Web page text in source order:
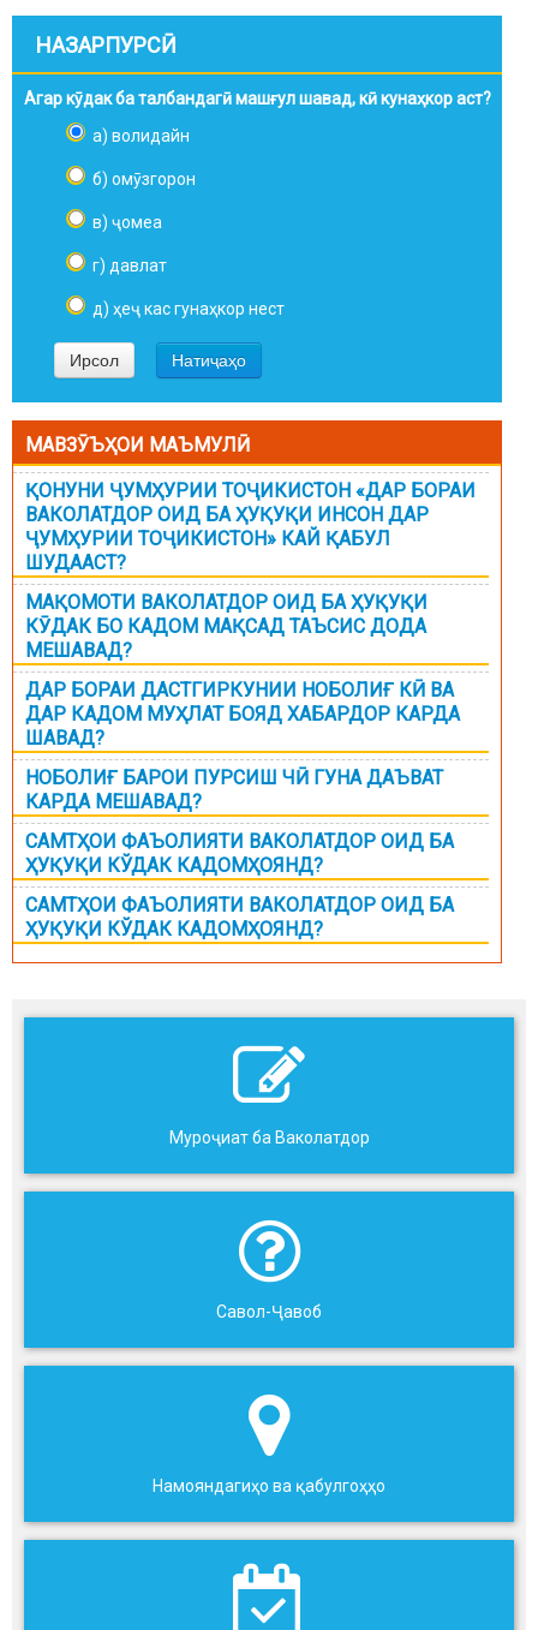
НАЗАРПУРСӢ
Агар кӯдак ба талбандагӣ машғул шавад, кӣ кунаҳкор аст?
а) волидайн
б) омӯзгорон
в) ҷомеа
г) давлат
д) ҳеҷ кас гунаҳкор нест
МАВЗӮЪҲОИ МАЪМУЛӢ
ҚОНУНИ ҶУМҲУРИИ ТОҶИКИСТОН «ДАР БОРАИ
ВАКОЛАТДОР ОИД БА ҲУҚУҚИ ИНСОН ДАР
ҶУМҲУРИИ ТОҶИКИСТОН» КАЙ ҚАБУЛ
ШУДААСТ?
МАҚОМОТИ ВАКОЛАТДОР ОИД БА ҲУҚУҚИ
КӮДАК БО КАДОМ МАҚСАД ТАЪСИС ДОДА
МЕШАВАД?
ДАР БОРАИ ДАСТГИРКУНИИ НОБОЛИҒ КӢ ВА
ДАР КАДОМ МУҲЛАТ БОЯД ХАБАРДОР КАРДА
ШАВАД?
НОБОЛИҒ БАРОИ ПУРСИШ ЧӢ ГУНА ДАЪВАТ
КАРДА МЕШАВАД?
САМТҲОИ ФАЪОЛИЯТИ ВАКОЛАТДОР ОИД БА
ҲУҚУҚИ КЎДАК КАДОМҲОЯНД?
САМТҲОИ ФАЪОЛИЯТИ ВАКОЛАТДОР ОИД БА
ҲУҚУҚИ КЎДАК КАДОМҲОЯНД?
Муроҷиат ба Ваколатдор
Савол-Ҷавоб
Намояндагиҳо ва қабулгоҳҳо